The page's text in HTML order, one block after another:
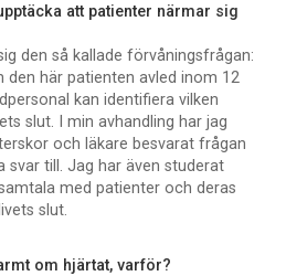
att patienter närmar sig
den så kallade förvåningsfrågan:
den här patienten avled inom 12
kan identifiera vilken
slut. I min avhandling har jag
och läkare besvarat frågan
svar till. Jag har även studerat
med patienter och deras
slut.
om hjärtat, varför?